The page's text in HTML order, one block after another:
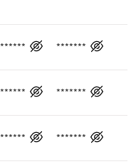
*******
*******
*******